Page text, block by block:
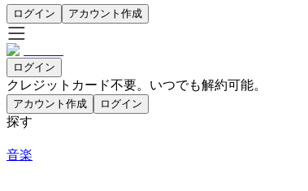
ログイン アカウント作成
ログイン
クレジットカード不要。いつでも解約可能。
アカウント作成 ログイン
探す
音楽